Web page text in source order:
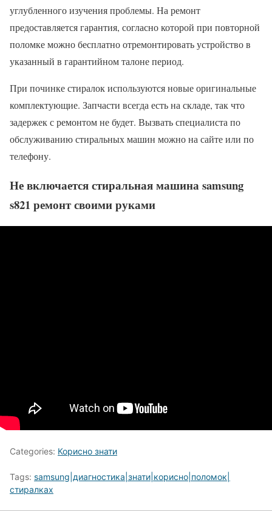
углубленного изучения проблемы. На ремонт
предоставляется гарантия, согласно которой при повторной
поломке можно бесплатно отремонтировать устройство в
указанный в гарантийном талоне период.
При починке стиралок используются новые оригинальные
комплектующие. Запчасти всегда есть на складе, так что
задержек с ремонтом не будет. Вызвать специалиста по
обслуживанию стиральных машин можно на сайте или по
телефону.
Не включается стиральная машина samsung
s821 ремонт своими руками
Categories: Корисно знати
Tags: samsung|диагностика|знати|корисно|поломок|
стиралках